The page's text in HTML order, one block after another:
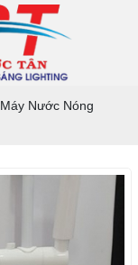
Máy Nước Nóng